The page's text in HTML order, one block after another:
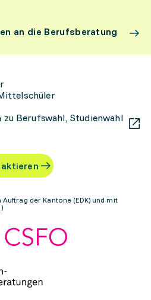
an die Berufsberatung
Berufswahl, Studienwahl
Auftrag der Kantone (EDK) und mit